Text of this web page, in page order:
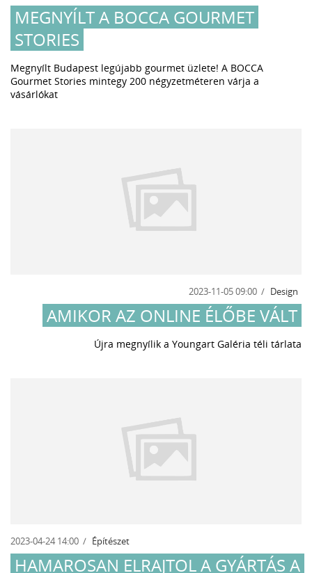
MEGNYÍLT A BOCCA GOURMET
STORIES
Megnyílt Budapest legújabb gourmet üzlete! A BOCCA
Gourmet Stories mintegy 200 négyzetméteren várja a
vásárlókat
2023-11-05 09:00 Design
AMIKOR AZ ONLINE ÉLŐBE VÁLT
Újra megnyílik a Youngart Galéria téli tárlata
2023-04-24 14:00 Építészet
HAMAROSAN ELRAJTOL A GYÁRTÁS A